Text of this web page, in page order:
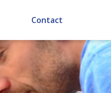
Contact